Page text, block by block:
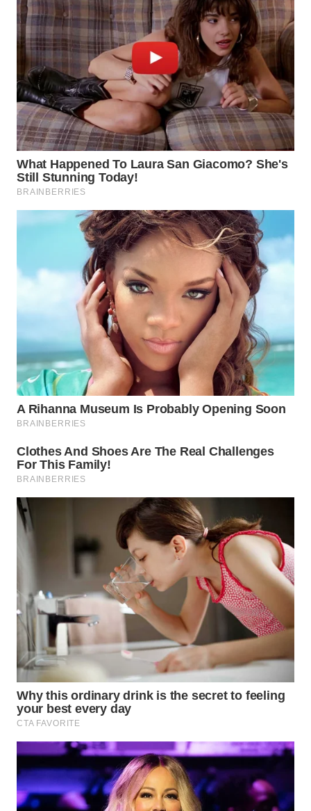
TEBING
TINGGI
WN
PAKPAK
WN
KARAWANG
WN
BEKASI
WN
BOGOR
DEPOK
WN
UTARA
WN
SAMOSIR
PADANG
LAWAS
WN
SUMEDANG
WN
KEPULAUAN
SERIBU
WN
TANGERANG
WN
WN
CIREBON